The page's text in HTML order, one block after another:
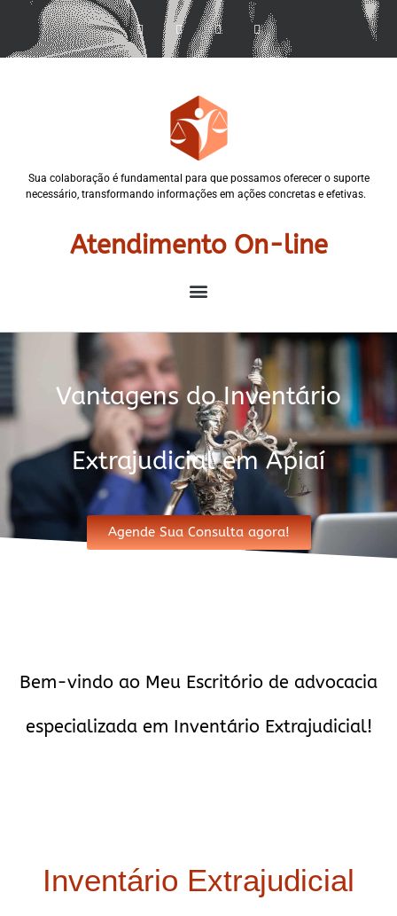
Sua colaboração é fundamental para que possamos oferecer o suporte
necessário, transformando informações em ações concretas e efetivas.
Atendimento On-line
Vantagens do Inventário
Extrajudicial em Apiaí
Agende Sua Consulta agora!
Bem-vindo ao Meu Escritório de advocacia
especializada em Inventário Extrajudicial!
Inventário Extrajudicial